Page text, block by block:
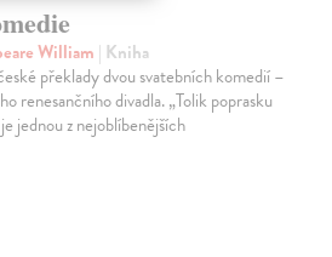
William | Kniha
překlady dvou svatebních komedií –
renesančního divadla. „Tolik poprasku
jednou z nejoblíbenějších